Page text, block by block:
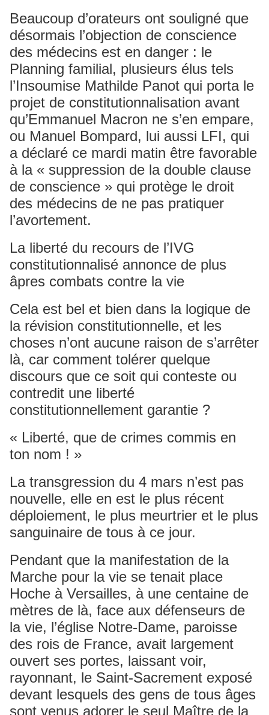
Beaucoup d’orateurs ont souligné que
désormais l’objection de conscience
des médecins est en danger : le
Planning familial, plusieurs élus tels
l’Insoumise Mathilde Panot qui porta le
projet de constitutionnalisation avant
qu’Emmanuel Macron ne s’en empare,
ou Manuel Bompard, lui aussi LFI, qui
a déclaré ce mardi matin être favorable
à la « suppression de la double clause
de conscience » qui protège le droit
des médecins de ne pas pratiquer
l’avortement.
La liberté du recours de l’IVG
constitutionnalisé annonce de plus
âpres combats contre la vie
Cela est bel et bien dans la logique de
la révision constitutionnelle, et les
choses n’ont aucune raison de s’arrêter
là, car comment tolérer quelque
discours que ce soit qui conteste ou
contredit une liberté
constitutionnellement garantie ?
« Liberté, que de crimes commis en
ton nom ! »
La transgression du 4 mars n’est pas
nouvelle, elle en est le plus récent
déploiement, le plus meurtrier et le plus
sanguinaire de tous à ce jour.
Pendant que la manifestation de la
Marche pour la vie se tenait place
Hoche à Versailles, à une centaine de
mètres de là, face aux défenseurs de
la vie, l’église Notre-Dame, paroisse
des rois de France, avait largement
ouvert ses portes, laissant voir,
rayonnant, le Saint-Sacrement exposé
devant lesquels des gens de tous âges
sont venus adorer le seul Maître de la